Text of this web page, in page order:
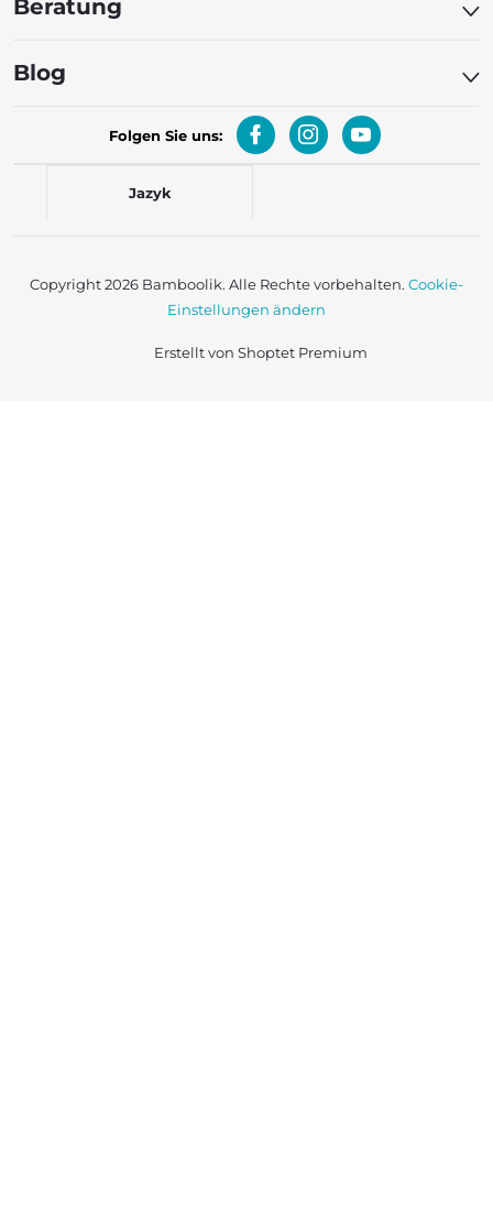
Beratung
Blog
Folgen Sie uns:
Jazyk
Erstellt von Shoptet Premium
Copyright 2026 Bamboolik. Alle Rechte vorbehalten. Cookie-
Einstellungen ändern